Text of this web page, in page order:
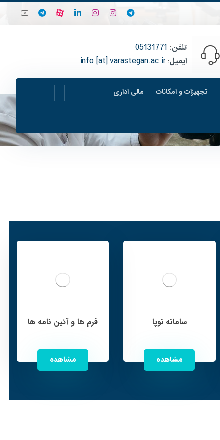
تلفن:
05131771
ایمیل:
info [at] varastegan.ac.ir
تجهیزات و امکانات مالی اداری
سامانه نوپا
مشاهده
فرم ها و آئین نامه ها
مشاهده